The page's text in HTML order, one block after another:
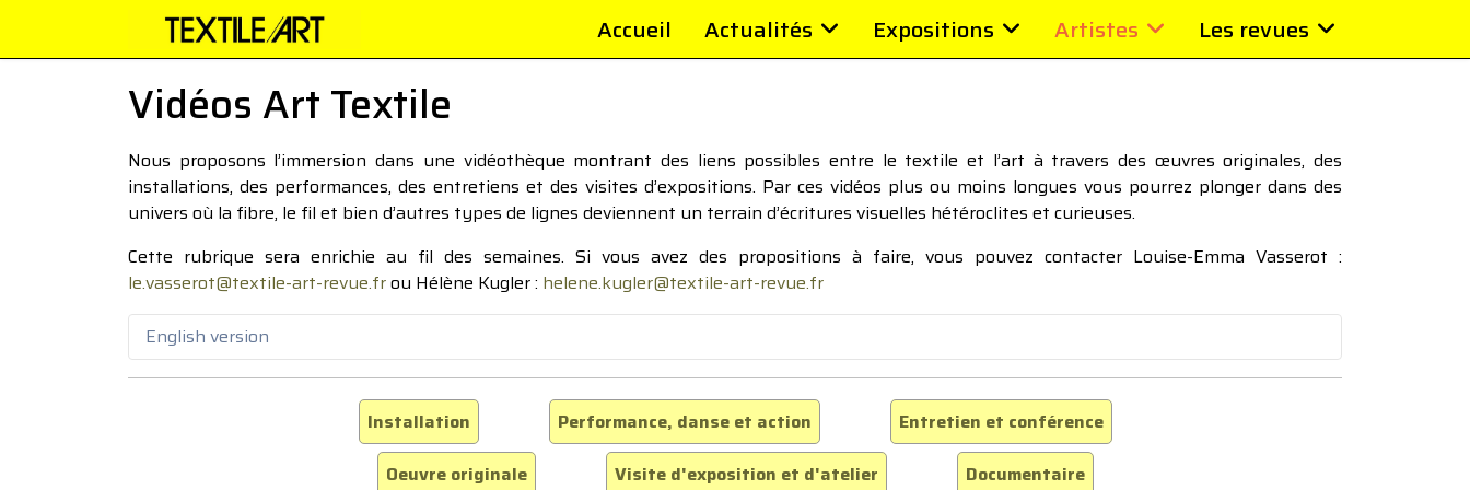
Accueil Actualités Expositions Artistes Les revues
Vidéos Art Textile
Nous proposons l’immersion dans une vidéothèque montrant des liens possibles entre le textile et l’art à travers des œuvres originales, des
installations, des performances, des entretiens et des visites d’expositions. Par ces vidéos plus ou moins longues vous pourrez plonger dans des
univers où la fibre, le fil et bien d’autres types de lignes deviennent un terrain d’écritures visuelles hétéroclites et curieuses.
Cette rubrique sera enrichie au fil des semaines. Si vous avez des propositions à faire, vous pouvez contacter Louise-Emma Vasserot :
le.vasserot@textile-art-revue.frou Hélène Kugler : helene.kugler@textile-art-revue.fr
English version
Installation Performance, danse et action
Entretien et conférence
Oeuvre originale
Visite d'exposition et d'atelier Documentaire